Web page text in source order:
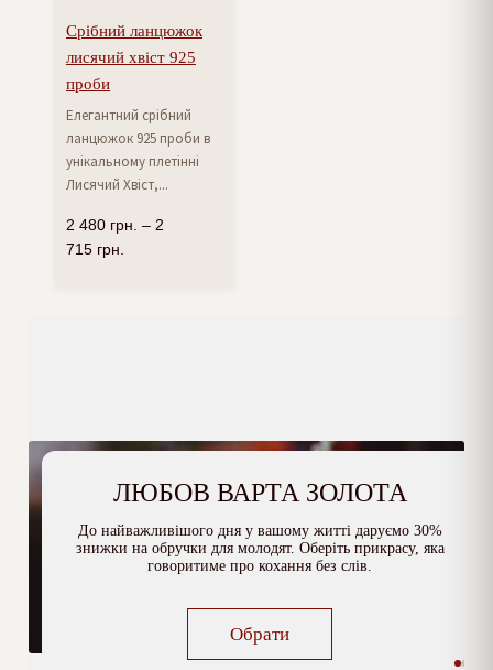
Срібний ланцюжок
лисячий хвіст 925
проби
Елегантний срібний
ланцюжок 925 проби в
унікальному плетінні
Лисячий Хвіст,...
2 480 грн. – 2
715 грн.
ЛЮБОВ ВАРТА ЗОЛОТА
До найважливішого дня у вашому житті даруємо 30%
знижки на обручки для молодят. Оберіть прикрасу, яка
говоритиме про кохання без слів.
Обрати